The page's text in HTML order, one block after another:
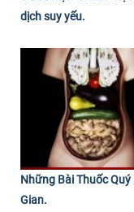
dịch suy yếu.
Những Bài Thuốc Quý
Gian.